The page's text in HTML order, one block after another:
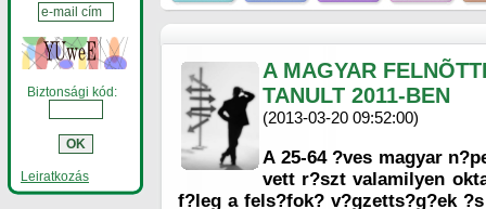
Biztonsági kód:
Leiratkozás
A MAGYAR
TANULT 2011-BEN
(2013-03-20 09:52:00)
A 25-64 ?ves magyar
vett r?szt valamilyen
f?leg a fels?fok? v?gzetts?g?ek